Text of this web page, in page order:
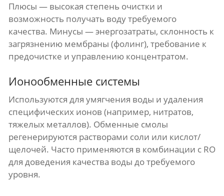
Плюсы — высокая степень очистки и
возможность получать воду требуемого
качества. Минусы — энергозатраты, склонность к
загрязнению мембраны (фолинг), требование к
предочистке и управлению концентратом.
Ионообменные системы
Используются для умягчения воды и удаления
специфических ионов (например, нитратов,
тяжелых металлов). Обменные смолы
регенерируются растворами соли или кислот/
щелочей. Часто применяются в комбинации с RO
для доведения качества воды до требуемого
уровня.